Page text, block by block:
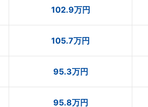
102.9万円
105.7万円
95.3万円
95.8万円